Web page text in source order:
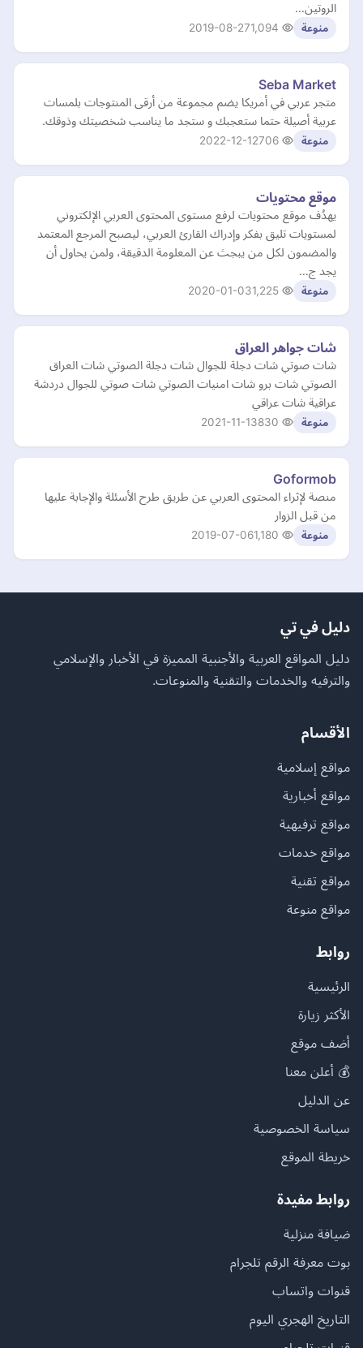
الروتين…
منوعة 2019-08-27
Seba Market
متجر عربي في أمريكا يضم مجموعة من أرقى المنتوجات بلمسات
عربية أصيلة حتما ستعجبك و ستجد ما يناسب شخصيتك وذوقك.
منوعة 2022-12-12
موقع محتويات
يهدُف موقع محتويات لرفع مستوى المحتوى العربي الإلكتروني
لمستويات تليق بفكر وإدراك القارئ العربي، ليصبح المرجع المعتمد
والمضمون لكل من يبجث عن المعلومة الدقيقة، ولمن يحاول أن
يجد ج…
منوعة 2020-01-03
شات جواهر العراق
شات صوتي شات دجلة للجوال شات دجلة الصوتي شات العراق
الصوتي شات برو شات امنيات الصوتي شات صوتي للجوال دردشة
عراقية شات عراقي
منوعة 2021-11-13
Goformob
منصة لإثراء المحتوى العربي عن طريق طرح الأسئلة والإجابة عليها
من قبل الزوار
منوعة 2019-07-06
دليل في تي
دليل المواقع العربية والأجنبية المميزة في الأخبار والإسلامي
والترفيه والخدمات والتقنية والمنوعات.
الأقسام
مواقع إسلامية
مواقع أخبارية
مواقع ترفيهية
مواقع خدمات
مواقع تقنية
مواقع منوعة
روابط
الرئيسية
الأكثر زيارة
أضف موقع
💰 أعلن معنا
عن الدليل
سياسة الخصوصية
خريطة الموقع
روابط مفيدة
ضيافة منزلية
بوت معرفة الرقم تلجرام
قنوات واتساب
التاريخ الهجري اليوم